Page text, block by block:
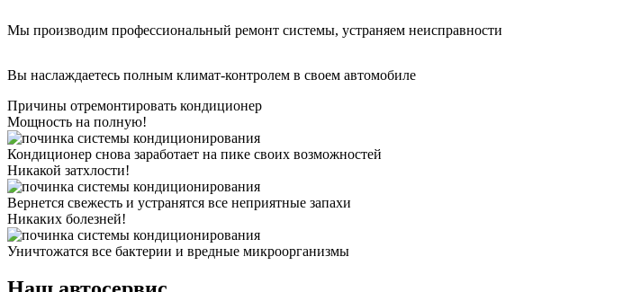
Мы производим профессиональный ремонт системы, устраняем неисправности
Вы наслаждаетесь полным климат-контролем в своем автомобиле
Причины отремонтировать кондиционер
Мощность на полную!
Кондиционер снова заработает на пике своих возможностей
Никакой затхлости!
Вернется свежесть и устранятся все неприятные запахи
Никаких болезней!
Уничтожатся все бактерии и вредные микроорганизмы